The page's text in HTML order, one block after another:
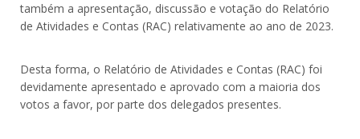
também a apresentação, discussão e votação do Relatório
de Atividades e Contas (RAC) relativamente ao ano de 2023.
Desta forma, o Relatório de Atividades e Contas (RAC) foi
devidamente apresentado e aprovado com a maioria dos
votos a favor, por parte dos delegados presentes.